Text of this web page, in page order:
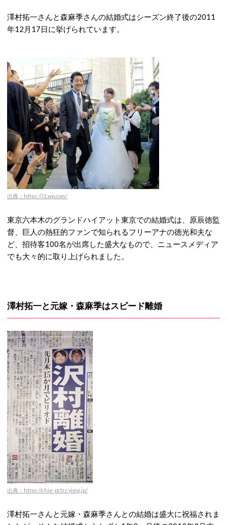
澤村拓一さんと森麻季さんの結婚式はシーズン終了後の2011
年12月17日に挙げられています。
出典：https://i1.wp.com/
東京六本木のグランドハイアット東京での結婚式は、原辰徳監
督、巨人の熱狂的ファンで知られるフリーアナの徳光和夫な
ど、招待客100名が出席した盛大なもので、ニュースメディア
でも大々的に取り上げられました。
澤村拓一と元嫁・森麻季はスピード離婚
出典：https://chie-pctr.c.yimg.jp/
澤村拓一さんと元嫁・森麻季さんとの結婚は盛大に祝福されま